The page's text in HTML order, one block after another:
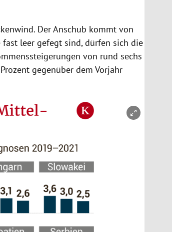
Der Anschub kommt von
fast leer gefegt sind, dürfen sich die
von rund sechs
gegenüber dem Vorjahr